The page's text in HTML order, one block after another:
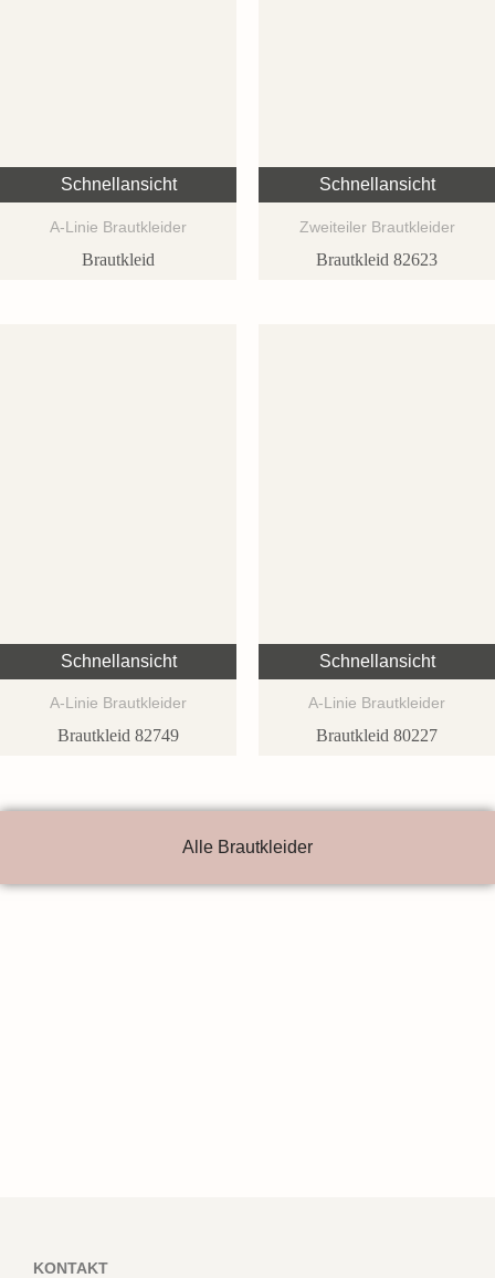
Schnellansicht
A-Linie Brautkleider
Brautkleid
Schnellansicht
Zweiteiler Brautkleider
Brautkleid 82623
Schnellansicht
A-Linie Brautkleider
Brautkleid 82749
Schnellansicht
A-Linie Brautkleider
Brautkleid 80227
Alle Brautkleider
KONTAKT